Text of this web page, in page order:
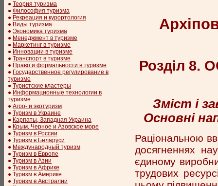
● Теория туризма
● Философия туризма
● Рекреация и курортология
● Виды туризма
● Экономика туризма
● Менеджмент в туризме
● Маркетинг в туризме
● Инновации в туризме
● Транспорт в туризме
● Право и формальности в туризме
● Государственное регулирование в
туризме
● Туристские кластеры
● Информационные технологии в
туризме
● Агро- и экотуризм
● Туризм в Украине
● Карпаты, Западная Украина
● Крым, Черное и Азовское море
● Туризм в России
● Туризм в Беларуси
● Международный туризм
● Туризм в Европе
● Туризм в Азии
● Туризм в Африке
● Туризм в Америке
● Туризм в Австралии
Розділ 8.
Зміст і
Основні
Раціональною
досягненнях
єдиному
трудових